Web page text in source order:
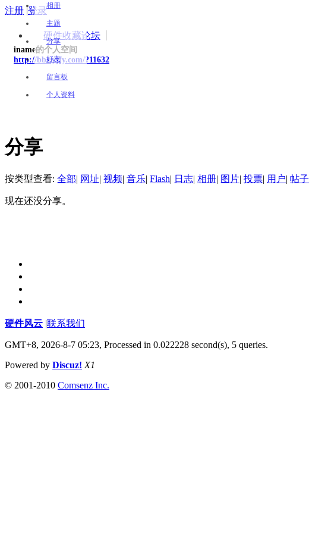
注册 |登录
硬件收藏论坛
iname的个人空间
http://bbs.yjfy.com/?11632
相册
主题
分享
好友
留言板
个人资料
分享
按类型查看: 全部 网址 视频 音乐 Flash 日志 相册 图片 投票 用户 帖子
现在还没分享。
硬件风云 联系我们
GMT+8, 2026-8-7 05:23, Processed in 0.022228 second(s), 5 queries.
Powered by Discuz! X1
© 2001-2010 Comsenz Inc.